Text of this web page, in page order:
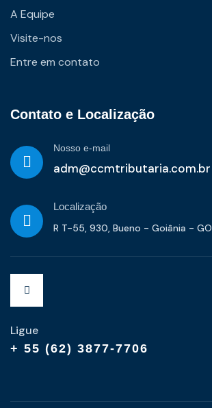
A Equipe
Visite-nos
Entre em contato
Contato e Localização
Nosso e-mail
adm@ccmtributaria.com.br
Localização
R T-55, 930, Bueno - Goiânia - GO
Ligue
+ 55 (62) 3877-7706